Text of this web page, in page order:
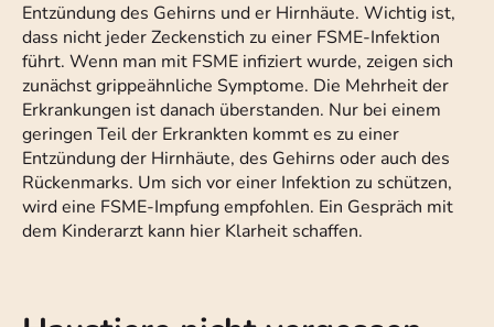
Entzündung des Gehirns und er Hirnhäute. Wichtig ist,
dass nicht jeder Zeckenstich zu einer FSME-Infektion
führt. Wenn man mit FSME infiziert wurde, zeigen sich
zunächst grippeähnliche Symptome. Die Mehrheit der
Erkrankungen ist danach überstanden. Nur bei einem
geringen Teil der Erkrankten kommt es zu einer
Entzündung der Hirnhäute, des Gehirns oder auch des
Rückenmarks. Um sich vor einer Infektion zu schützen,
wird eine FSME-Impfung empfohlen. Ein Gespräch mit
dem Kinderarzt kann hier Klarheit schaffen.